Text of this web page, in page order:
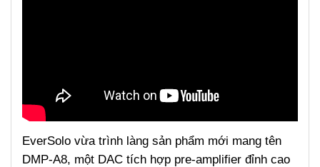
EverSolo vừatrình làng sản phẩm mới mang tên
DMP-A8, một DAC tích hợp pre-amplifier đỉnh cao